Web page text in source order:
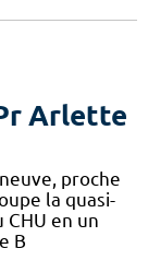
Arlette
proche
la quasi-
en un
B